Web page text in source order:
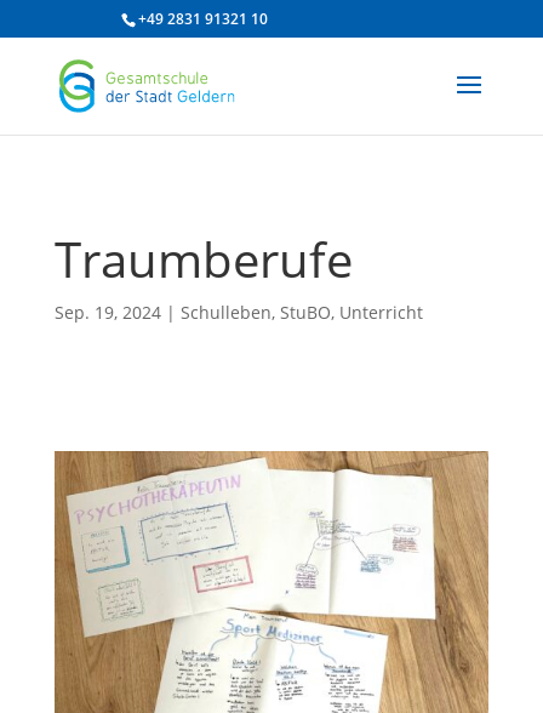
+49 2831 91321 10
Traumberufe
Sep. 19, 2024| Schulleben, StuBO, Unterricht